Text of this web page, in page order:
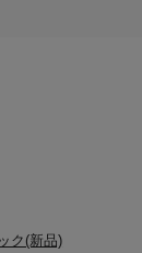
ク(新品)